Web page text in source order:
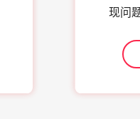
现问